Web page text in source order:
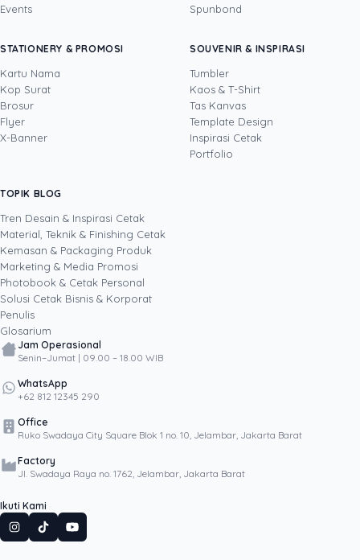
· Cofounder
Uprint.id, pakar dengan pengalaman lebih dari
20 tahun yang menguasai tiga disiplin
sekaligus: produksi percetakan dan kemasan
(offset, digital printing, quality control), digital
marketing, serta pemrograman dan AI. Ia
memahami bisnis cetak langsung dari lantai
produksi sampai baris kode, dari menghitung
sampai kemasan produk, selalu dengan
kacamata data dan dampak bisnis nyata.
Lihat profil →
Popular
Events
Spunbond
STATIONERY & PROMOSI
Kartu Nama
Kop Surat
Brosur
Flyer
X-Banner
SOUVENIR & INSPIRASI
Tumbler
Kaos & T-Shirt
Tas Kanvas
Template Design
Inspirasi Cetak
Portfolio
TOPIK BLOG
Tren Desain & Inspirasi Cetak
Material, Teknik & Finishing Cetak
Kemasan & Packaging Produk
Marketing & Media Promosi
Photobook & Cetak Personal
Solusi Cetak Bisnis & Korporat
Penulis
Glosarium
Jam Operasional
Senin–Jumat | 09.00 – 18.00 WIB
WhatsApp
+62 812 12345 290
Office
Ruko Swadaya City Square Blok 1 no. 10, Jelambar, Jakarta Barat
Factory
Jl. Swadaya Raya no. 1762, Jelambar, Jakarta Barat
Ikuti Kami